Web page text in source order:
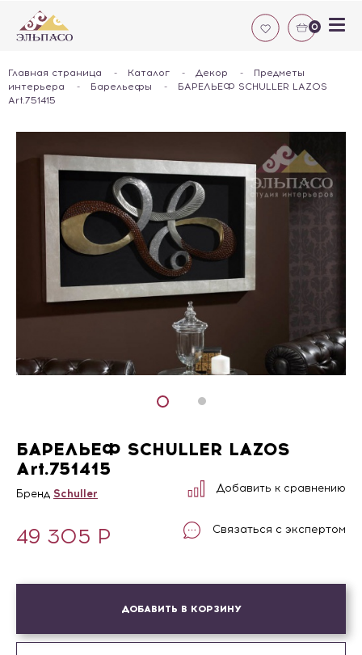
0
Главная страница - Каталог - Декор -
Предметы
интерьера
- Барельефы -
БАРЕЛЬЕФ SCHULLER LAZOS
Art.751415
БАРЕЛЬЕФ SCHULLER LAZOS
Art.751415
Бренд Schuller
49 305 Р
Добавить к сравнению
Связаться с экспертом
ДОБАВИТЬ В КОРЗИНУ